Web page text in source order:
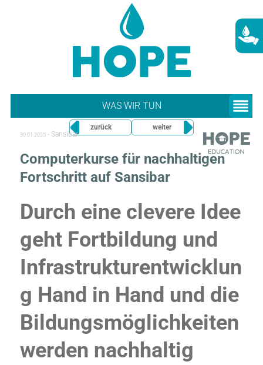
WAS WIR TUN
zurück weiter
30.01.2025 -Sansibar
Computerkurse für nachhaltigen
Fortschritt auf Sansibar
Durch eine clevere Idee
geht Fortbildung und
Infrastrukturentwicklun
g Hand in Hand und die
Bildungsmöglichkeiten
werden nachhaltig